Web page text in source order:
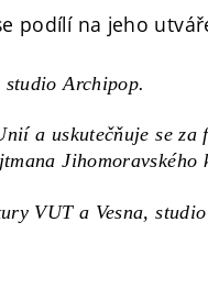
podílí na jeho
Archipop.
a uskutečňuje se
Jihomoravského
VUT a Vesna,